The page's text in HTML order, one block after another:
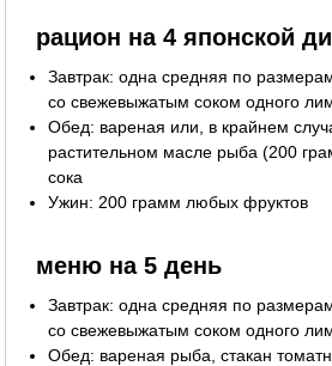
рацион на 4 японской
Завтрак: одна средняя по
со свежевыжатым соком одного
Обед: вареная или, в крайнем
растительном масле рыба (200
сока
Ужин: 200 грамм любых фруктов
меню на 5 день
Завтрак: одна средняя по
со свежевыжатым соком одного
Обед: вареная рыба, стакан